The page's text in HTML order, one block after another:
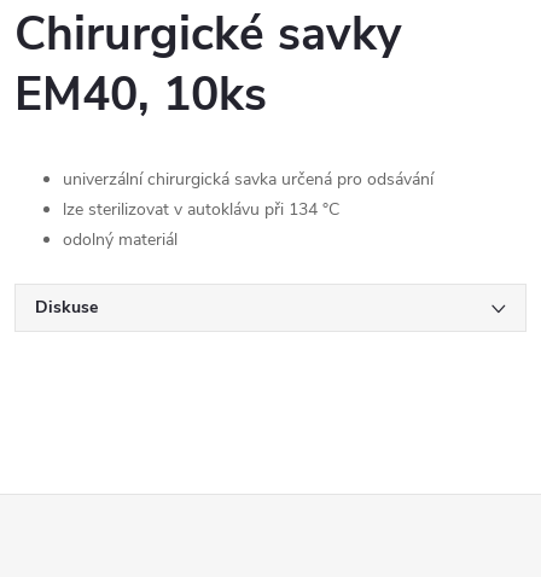
Chirurgické savky
EM40, 10ks
univerzální chirurgická savka určená pro odsávání
lze sterilizovat v autoklávu při 134 °C
odolný materiál
Diskuse